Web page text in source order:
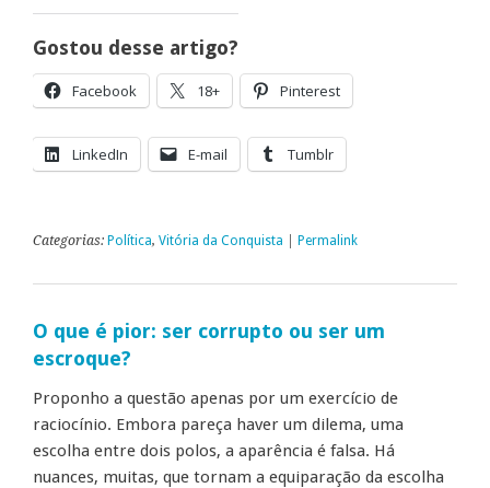
Gostou desse artigo?
Facebook 18+ Pinterest
LinkedIn E-mail Tumblr
Categorias: Política, Vitória da Conquista Permalink
O que é pior: ser corrupto ou ser um
escroque?
Proponho a questão apenas por um exercício de
raciocínio. Embora pareça haver um dilema, uma
escolha entre dois polos, a aparência é falsa. Há
nuances, muitas, que tornam a equiparação da escolha